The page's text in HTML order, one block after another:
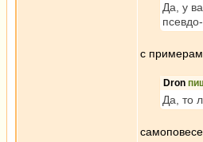
Да, у
с
Dron
Да, то